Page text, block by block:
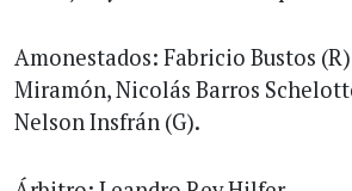
Amonestados: Fabricio Bustos
Miramón, Nicolás Barros
Nelson Insfrán (G).